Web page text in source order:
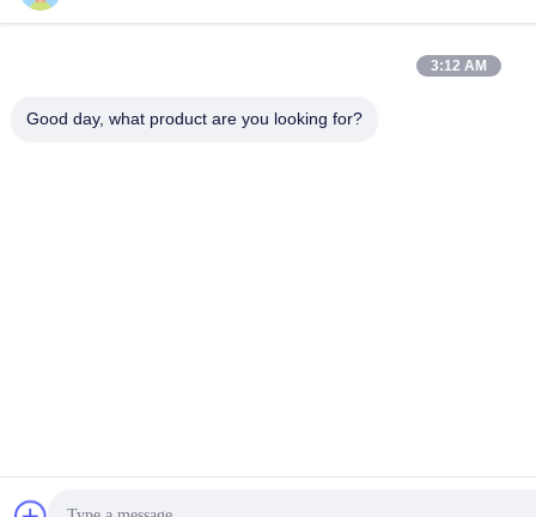
3:12 AM
Good day, what product are you looking for?